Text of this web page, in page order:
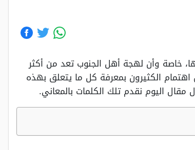
خاصة وأن لهجة أهل الجنوب تعد من أكثر
الكثيرون بمعرفة كل ما يتعلق بهذه
اليوم نقدم تلك الكلمات بالمعاني.